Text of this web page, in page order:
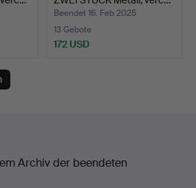
Beendet 16. Feb 2025
13 Gebote
172 USD
Archiv der beendeten